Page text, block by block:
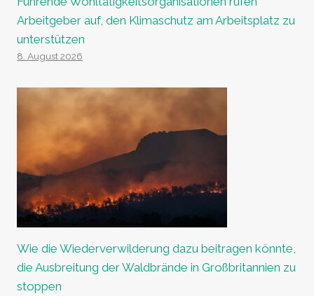
Arbeitgeber auf, den Klimaschutz am Arbeitsplatz zu
unterstützen
8. August 2026
Wie die Wiederverwilderung dazu beitragen könnte,
die Ausbreitung der Waldbrände in Großbritannien zu
stoppen